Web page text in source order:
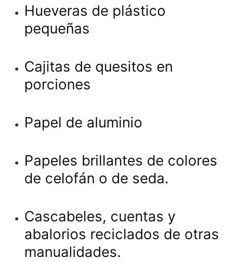
Hueveras de plástico
pequeñas
Cajitas de quesitos en
porciones
Papel de aluminio
Papeles brillantes de colores
de celofán o de seda.
Cascabeles, cuentas y
abalorios reciclados de otras
manualidades.